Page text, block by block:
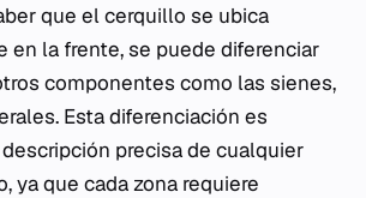
que el cerquillo se ubica
en la frente, se puede diferenciar
componentes como las sienes,
Esta diferenciación es
precisa de cualquier
ya que cada zona requiere